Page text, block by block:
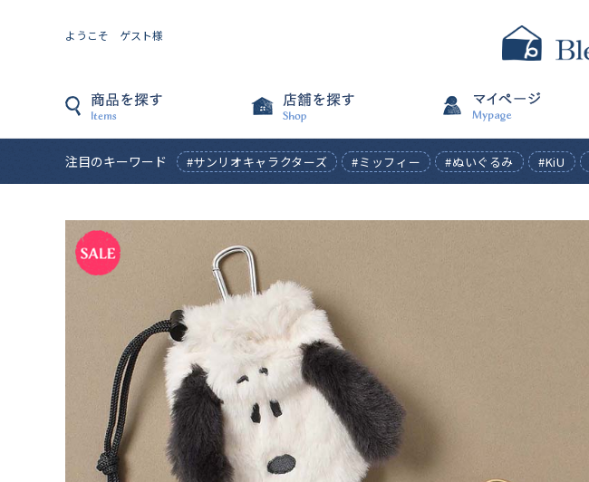
ようこそ ゲスト様
注目のキーワード #サンリオキャラクターズ #ミッフィー #ぬいぐるみ #KiU